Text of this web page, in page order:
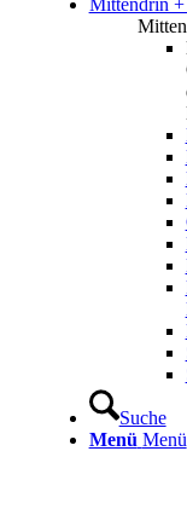
Mittendrin
Suche
Menü Menü